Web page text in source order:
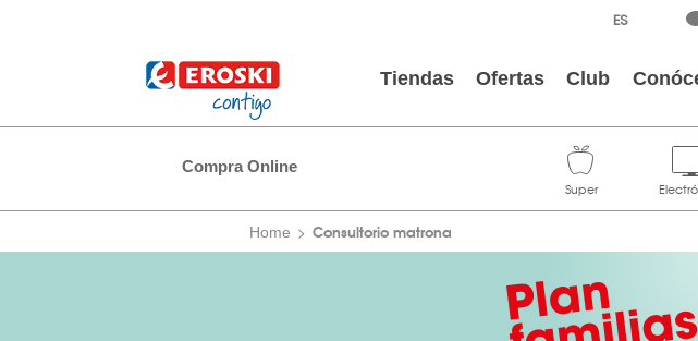
Tiendas Ofertas Club
Compra Online
Home Consultorio matrona